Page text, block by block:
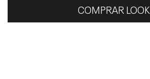
COMPRAR LOOK